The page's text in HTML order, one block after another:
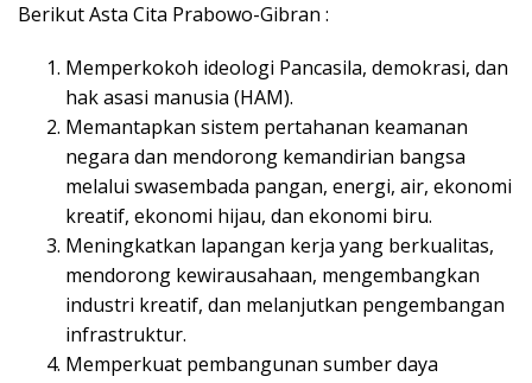
Berikut Asta Cita Prabowo-Gibran :
Memperkokoh ideologi Pancasila, demokrasi, dan
hak asasi manusia (HAM).
Memantapkan sistem pertahanan keamanan
negara dan mendorong kemandirian bangsa
melalui swasembada pangan, energi, air, ekonomi
kreatif, ekonomi hijau, dan ekonomi biru.
Meningkatkan lapangan kerja yang berkualitas,
mendorong kewirausahaan, mengembangkan
industri kreatif, dan melanjutkan pengembangan
infrastruktur.
Memperkuat pembangunan sumber daya